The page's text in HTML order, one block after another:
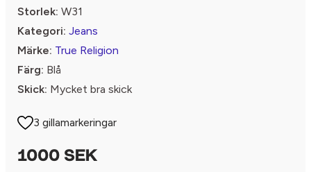
Storlek: W31
Kategori: Jeans
Märke: True Religion
Färg: Blå
Skick: Mycket bra skick
3 gillamarkeringar
1000 SEK